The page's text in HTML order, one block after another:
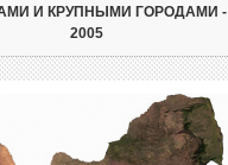
И КРУПНЫМИ ГОРОДАМИ -
2005